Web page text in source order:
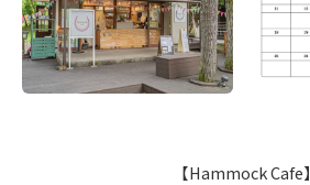
【Hammock Cafe】